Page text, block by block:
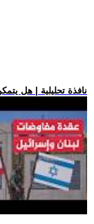
.. نافذة تحليلية | هل